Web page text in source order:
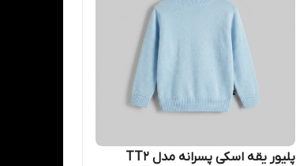
پلیور یقه اسکی پسرانه مدل TT2